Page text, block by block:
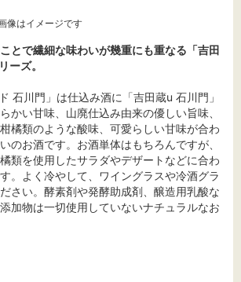
像はイメージです
とで繊細な味わいが幾重にも重なる「吉田
ーズ。
石川門」は仕込み酒に「吉田蔵u 石川門」
かい甘味、山廃仕込み由来の優しい旨味、
橘類のような酸味、可愛らしい甘味が合わ
のお酒です。お酒単体はもちろんですが、
類を使用したサラダやデザートなどに合わ
。よく冷やして、ワイングラスや冷酒グラ
さい。酵素剤や発酵助成剤、醸造用乳酸な
加物は一切使用していないナチュラルなお